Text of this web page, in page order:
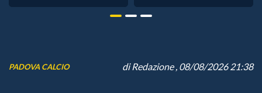
PADOVA CALCIO diRedazione, 08/08/2026 21:38